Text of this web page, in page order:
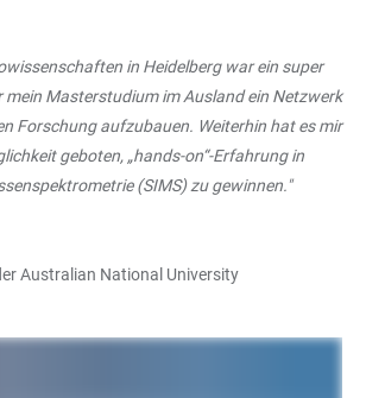
in Heidelberg war ein super
Masterstudium im Ausland ein Netzwerk
Forschung aufzubauen. Weiterhin hat es mir
geboten, „hands-on“-Erfahrung in
(SIMS) zu gewinnen."
Australian National University